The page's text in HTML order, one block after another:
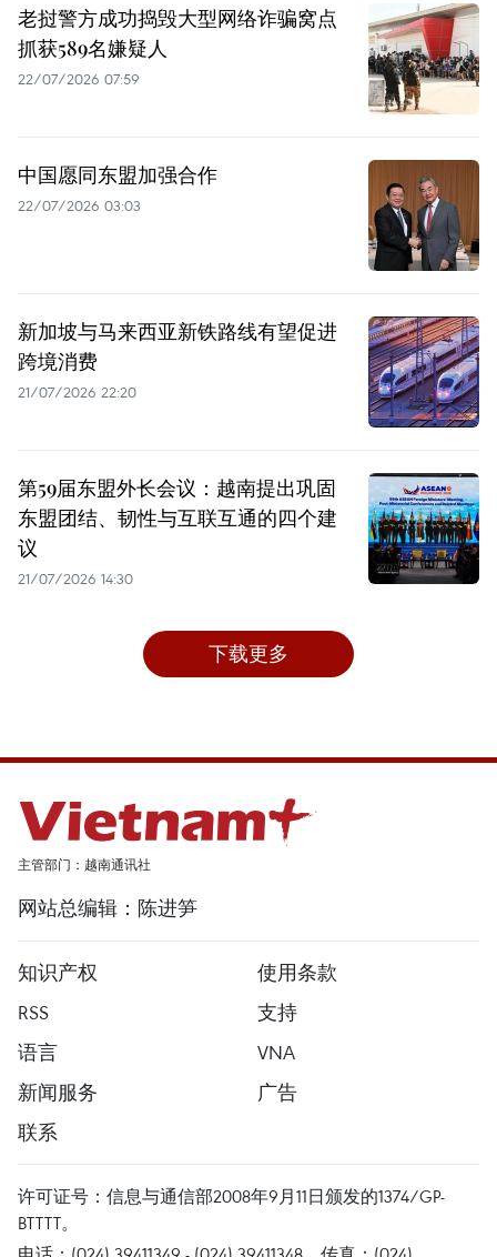
老挝警方成功捣毁大型网络诈骗窝点
抓获589名嫌疑人
22/07/2026 07:59
中国愿同东盟加强合作
22/07/2026 03:03
新加坡与马来西亚新铁路线有望促进
跨境消费
21/07/2026 22:20
第59届东盟外长会议：越南提出巩固
东盟团结、韧性与互联互通的四个建
议
21/07/2026 14:30
下载更多
主管部门：越南通讯社
网站总编辑：陈进笋
知识产权
使用条款
RSS
支持
语言
VNA
新闻服务
广告
联系
许可证号：信息与通信部2008年9月11日颁发的1374/GP-
BTTTT。